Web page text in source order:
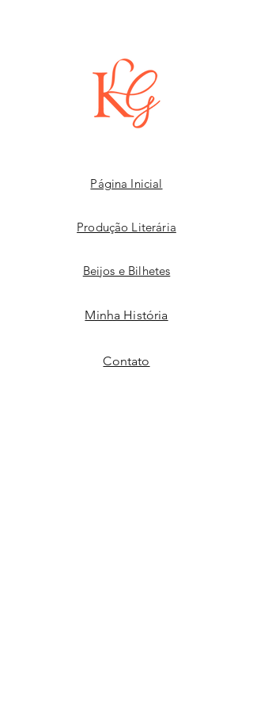
Página Inicial
Produção Literária
Beijos e Bilhetes
Minha História
Contato